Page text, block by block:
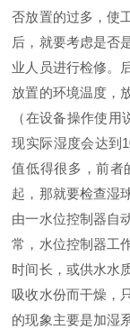
否放置的过多，使
后，就要考虑是否
业人员进行检修。
放置的环境温度，
（在设备操作使
现实际湿度会达到
值低得很多，前者
起，那就要检查湿
由一水位控制器自
常，水位控制器工
时间长，或供水水
吸收水份而干燥，
的现象主要是加湿